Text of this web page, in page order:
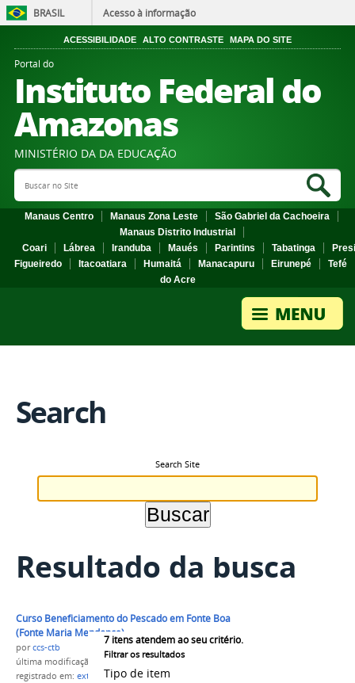
BRASIL Acesso à informação
ACESSIBILIDADE ALTO CONTRASTE MAPA DO SITE
Portal do
Instituto Federal do
Amazonas
MINISTÉRIO DA DA EDUCAÇÃO
Search Site
Manaus Centro Manaus Zona Leste
São Gabriel da Cachoeira
Manaus Distrito Industrial
Coari
Lábrea Iranduba Maués Parintins Tabatinga
Figueiredo
Itacoatiara Humaitá Manacapuru Eirunepé
Tefé
do Acre
Search
Search Site
Resultado da busca
7 itens atendem ao seu critério.
Filtrar os resultados
Tipo de item
Curso Beneficiamento do Pescado em Fonte Boa
(Fonte Maria Mendonça)
porccs-ctb
última modificação
em 05/11/2015 15h36
registrado em: extensão ,NUPA, CAMPUS